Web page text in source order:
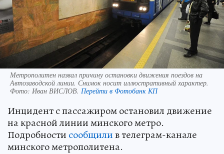
Метрополитен назвал причину остановки движения поездов на
Автозаводской линии. Снимок носит иллюстративный характер.
Фото: Иван ВИСЛОВ. Перейти в Фотобанк КП
Инцидент с пассажиром остановил движение
на красной линии минского метро.
Подробности сообщилив телеграм-канале
минского метрополитена.